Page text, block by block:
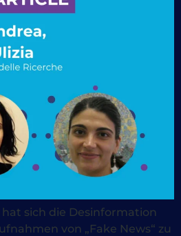
sich die Desinformation
von „Fake News“ zu